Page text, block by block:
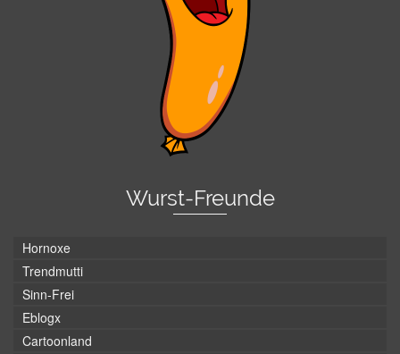
Wurst-Freunde
Hornoxe
Trendmutti
Sinn-Frei
Eblogx
Cartoonland